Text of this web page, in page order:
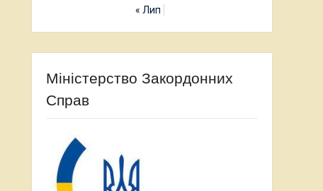
« Лип
Міністерство Закордонних
Справ